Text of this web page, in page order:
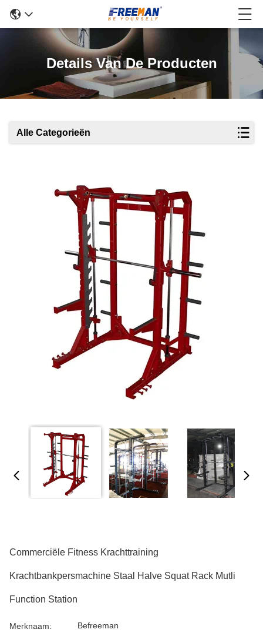
Details Van De Producten
Alle Categorieën
Commerciële Fitness Krachttraining
Krachtbankpersmachine Staal Halve Squat Rack Mutli
Function Station
Merknaam: Befreeman